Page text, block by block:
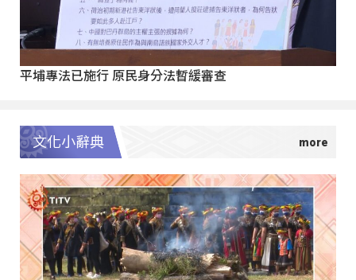
平埔專法已施行 原民身分法暫緩審查
文化小辭典